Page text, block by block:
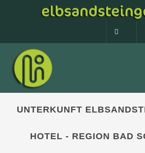
UNTERKUNFT
HOTEL - REGION BAD